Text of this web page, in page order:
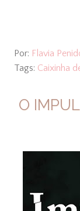
Por: Flavia
Tags: Caixinha
O